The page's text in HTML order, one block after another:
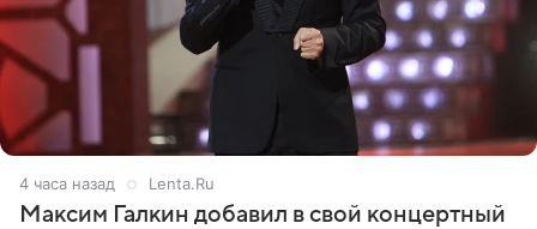
4 часа назад Lenta.Ru
Максим Галкин добавил в свой концертный